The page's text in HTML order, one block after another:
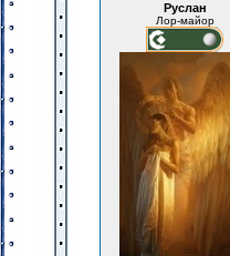
Руслан
Лор-майор